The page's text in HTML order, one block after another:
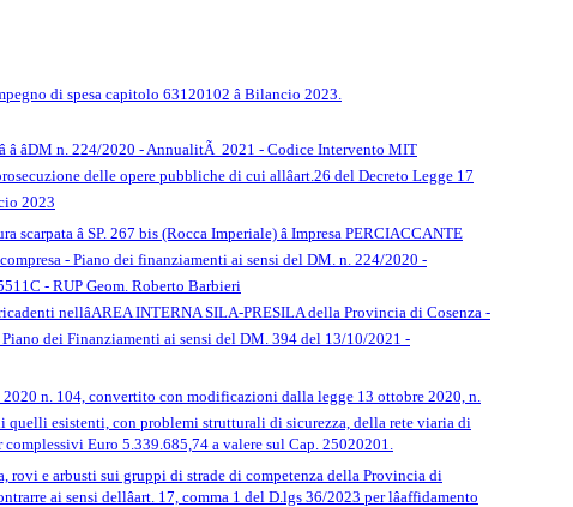
di spesa capitolo 63120102 â Bilancio 2023.
â âDM n. 224/2020 - AnnualitÃ 2021 - Codice Intervento MIT
delle opere pubbliche di cui allâart.26 del Decreto Legge 17
2023
â SP. 267 bis (Rocca Imperiale) â Impresa PERCIACCANTE
- Piano dei finanziamenti ai sensi del DM. n. 224/2020 -
- RUP Geom. Roberto Barbieri
nellâAREA INTERNA SILA-PRESILA della Provincia di Cosenza -
dei Finanziamenti ai sensi del DM. 394 del 13/10/2021 -
n. 104, convertito con modificazioni dalla legge 13 ottobre 2020, n.
esistenti, con problemi strutturali di sicurezza, della rete viaria di
Euro 5.339.685,74 a valere sul Cap. 25020201.
rovi e arbusti sui gruppi di strade di competenza della Provincia di
ai sensi dellâart. 17, comma 1 del D.lgs 36/2023 per lâaffidamento